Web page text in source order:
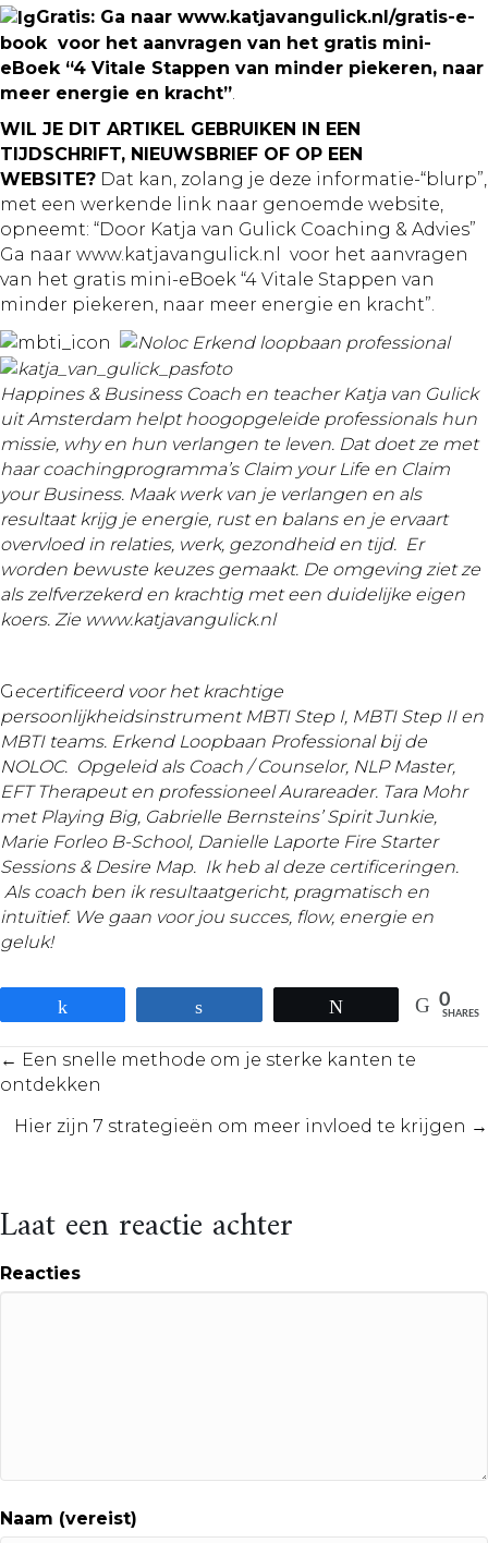
Gratis: Ga naar www.katjavangulick.nl/gratis-e-
book voor het aanvragen van het gratis mini-
eBoek “4 Vitale Stappen van minder piekeren, naar
meer energie en kracht”.
WIL JE DIT ARTIKEL GEBRUIKEN IN EEN
TIJDSCHRIFT, NIEUWSBRIEF OF OP EEN
WEBSITE? Dat kan, zolang je deze informatie-“blurp”,
met een werkende link naar genoemde website,
opneemt: “Door Katja van Gulick Coaching & Advies”
Ga naar www.katjavangulick.nl voor het aanvragen
van het gratis mini-eBoek “4 Vitale Stappen van
minder piekeren, naar meer energie en kracht”.
Happines & Business Coach en teacher Katja van Gulick
uit Amsterdam helpt hoogopgeleide professionals hun
missie, why en hun verlangen te leven. Dat doet ze met
haar coachingprogramma’s Claim your Life en Claim
your Business. Maak werk van je verlangen en als
resultaat krijg je energie, rust en balans en je ervaart
overvloed in relaties, werk, gezondheid en tijd. Er
worden bewuste keuzes gemaakt. De omgeving ziet ze
als zelfverzekerd en krachtig met een duidelijke eigen
koers. Zie www.katjavangulick.nl
Gecertificeerd voor het krachtige
persoonlijkheidsinstrument MBTI Step I, MBTI Step II en
MBTI teams. Erkend Loopbaan Professional bij de
NOLOC. Opgeleid als Coach / Counselor, NLP Master,
EFT Therapeut en professioneel Aurareader. Tara Mohr
met Playing Big, Gabrielle Bernsteins’ Spirit Junkie,
Marie Forleo B-School, Danielle Laporte Fire Starter
Sessions & Desire Map. Ik heb al deze certificeringen.
Als coach ben ik resultaatgericht, pragmatisch en
intuïtief. We gaan voor jou succes, flow, energie en
geluk!
0
SHARES
Posts
navigation
← Een snelle methode om je sterke kanten te
ontdekken
Hier zijn 7 strategieën om meer invloed te krijgen →
Laat een reactie achter
Reacties
Naam (vereist)